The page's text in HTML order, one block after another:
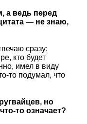
а ведь перед
— не знаю,
сразу:
кто будет
имел в виду
то подумал, что
но
то означает?